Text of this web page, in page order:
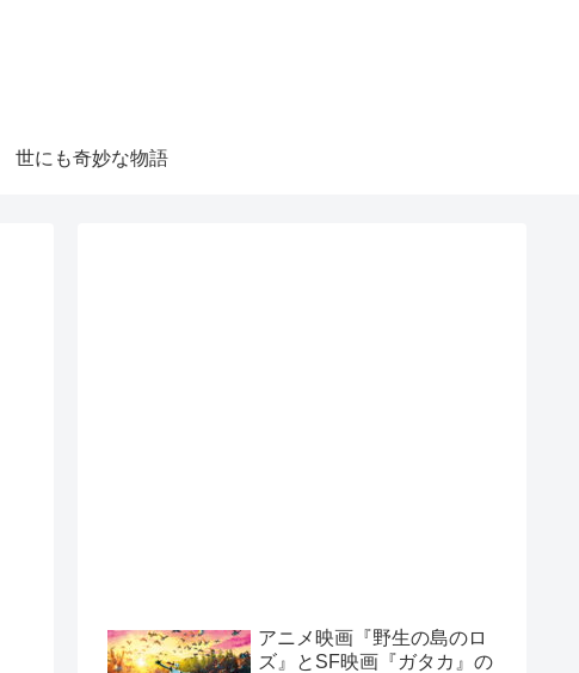
世にも奇妙な物語
アニメ映画『野生の島のロ
ズ』とSF映画『ガタカ』の